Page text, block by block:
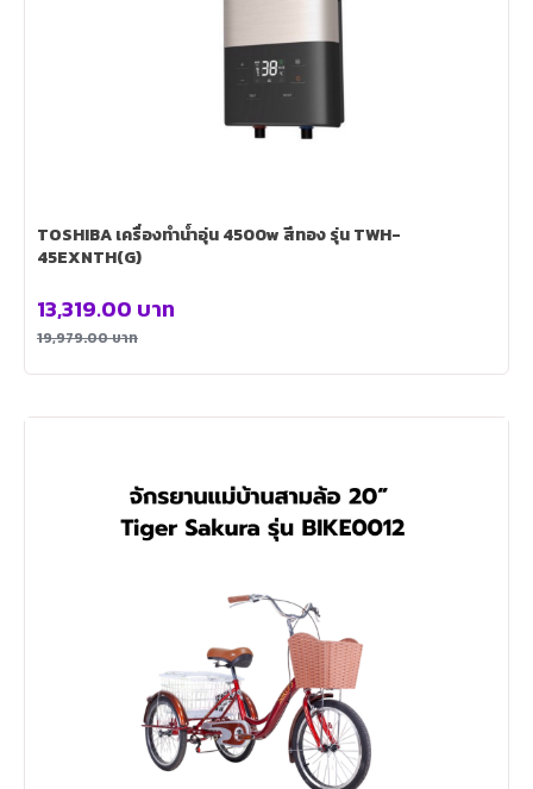
TOSHIBA เครื่องทำน้ำอุ่น 4500w สีทอง รุ่น TWH-
45EXNTH(G)
19,979.00บาท
13,319.00 บาท